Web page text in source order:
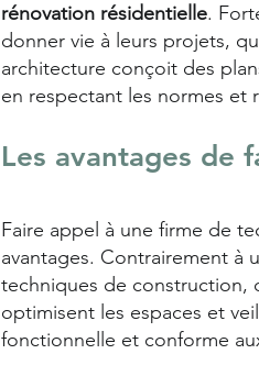
rénovation résidentielle.
donner vie à leurs projets,
architecture conçoit des
en respectant les normes et
Les avantages de
Faire appel à une firme de
avantages. Contrairement à
techniques de construction,
optimisent les espaces et
fonctionnelle et conforme